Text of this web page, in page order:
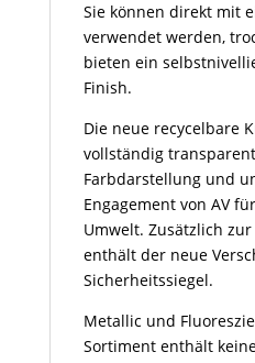
Sie können direkt mit
verwendet werden,
bieten ein
Finish.
Die neue recycelbare
vollständig
Farbdarstellung und
Engagement von AV
Umwelt. Zusätzlich
enthält der neue
Sicherheitssiegel.
Metallic und
Sortiment enthält